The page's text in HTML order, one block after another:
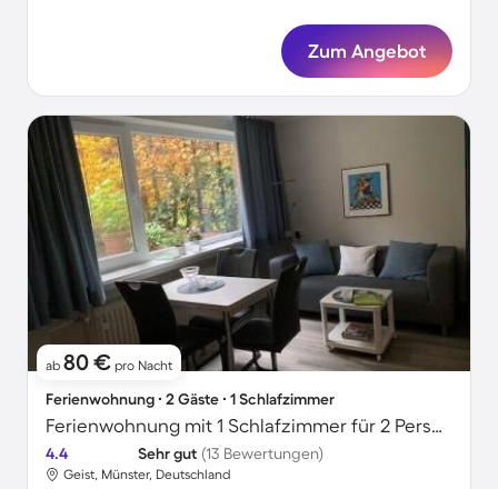
Zum Angebot
ab 80 € pro Nacht
Ferienwohnung ∙ 2 Gäste ∙ 1 Schlafzimmer
Ferienwohnung mit 1 Schlafzimmer für 2 Personen
4.4 Sehr gut (13 Bewertungen)
Geist, Münster, Deutschland